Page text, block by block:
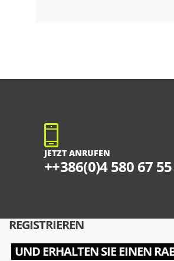
JETZT ANRUFEN
++386(0)4 580 67 55
REGISTRIEREN
UND ERHALTEN SIE EINEN